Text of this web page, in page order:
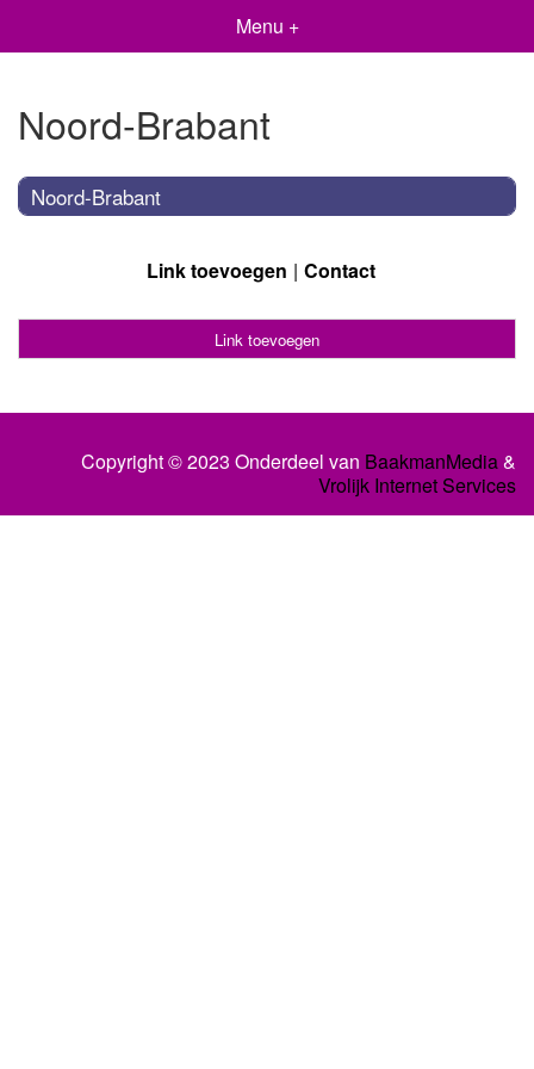
Menu +
Noord-Brabant
Noord-Brabant
Link toevoegen Contact
Link toevoegen
Copyright © 2023 Onderdeel van BaakmanMedia&
Vrolijk Internet Services